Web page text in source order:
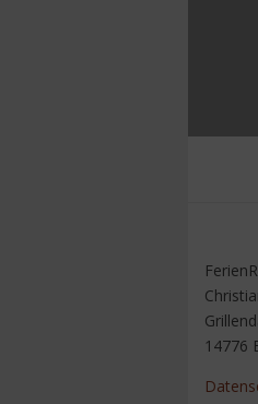
14776